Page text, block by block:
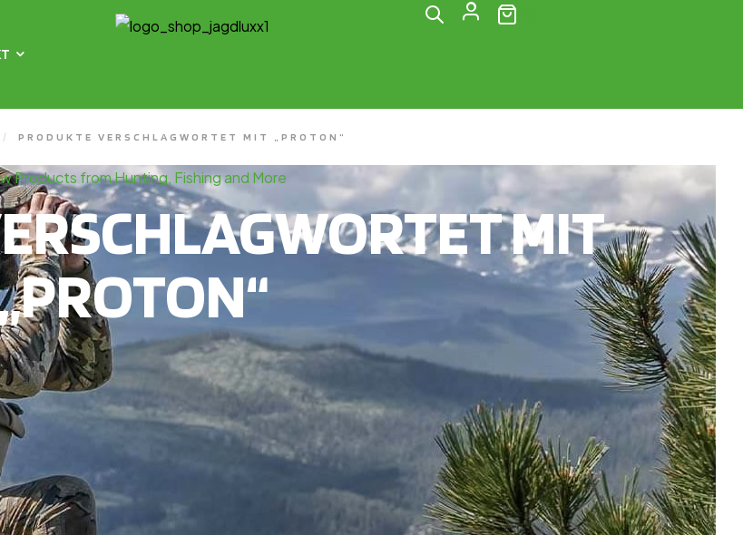
/ PRODUKTE VERSCHLAGWORTET MIT „PROTON“
Products from Hunting, Fishing and More
MIT